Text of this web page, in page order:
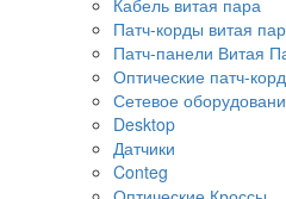
Патч-корды витая
Патч-панели Витая
Оптические патч-
Сетевое
Desktop
Датчики
Conteg